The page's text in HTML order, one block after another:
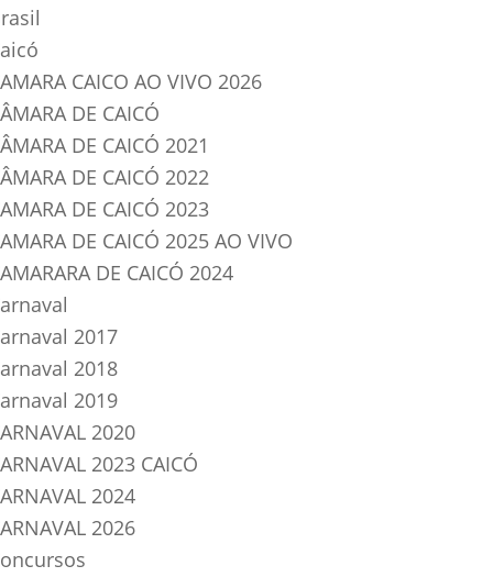
CAICO AO VIVO 2026
DE CAICÓ
DE CAICÓ 2021
DE CAICÓ 2022
DE CAICÓ 2023
DE CAICÓ 2025 AO VIVO
DE CAICÓ 2024
2017
2018
2019
2020
2023 CAICÓ
2024
2026